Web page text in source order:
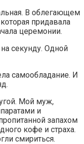
В облегающем
придавала
церемонии.
секунду. Одной
самообладание. И
Мой муж,
и
запахом
кофе и страха.
смириться.